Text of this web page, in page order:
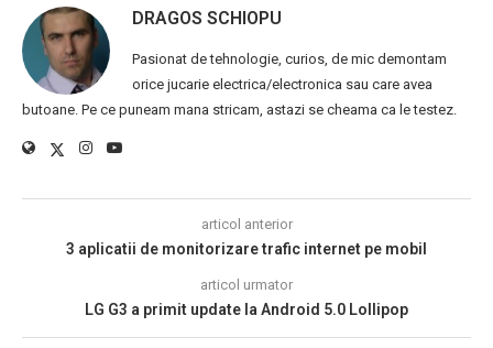
DRAGOS SCHIOPU
Pasionat de tehnologie, curios, de mic demontam
orice jucarie electrica/electronica sau care avea
butoane. Pe ce puneam mana stricam, astazi se cheama ca le testez.
articol anterior
3 aplicatii de monitorizare trafic internet pe mobil
articol urmator
LG G3 a primit update la Android 5.0 Lollipop